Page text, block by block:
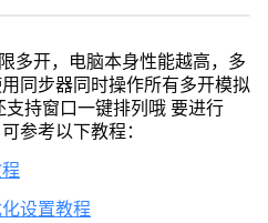
多开，电脑本身性能越高，多
同步器同时操作所有多开模拟
持窗口一键排列哦 要进行
参考以下教程：
设置教程